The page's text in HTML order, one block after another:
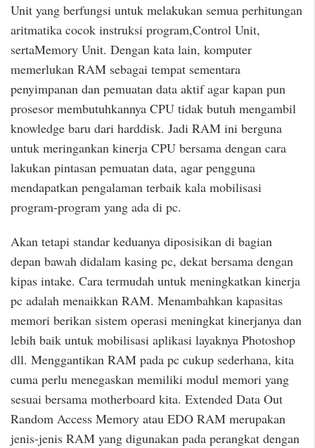
Unit yang berfungsi untuk melakukan semua perhitungan
aritmatika cocok instruksi program,Control Unit,
sertaMemory Unit. Dengan kata lain, komputer
memerlukan RAM sebagai tempat sementara
penyimpanan dan pemuatan data aktif agar kapan pun
prosesor membutuhkannya CPU tidak butuh mengambil
knowledge baru dari harddisk. Jadi RAM ini berguna
untuk meringankan kinerja CPU bersama dengan cara
lakukan pintasan pemuatan data, agar pengguna
mendapatkan pengalaman terbaik kala mobilisasi
program-program yang ada di pc.
Akan tetapi standar keduanya diposisikan di bagian
depan bawah didalam kasing pc, dekat bersama dengan
kipas intake. Cara termudah untuk meningkatkan kinerja
pc adalah menaikkan RAM. Menambahkan kapasitas
memori berikan sistem operasi meningkat kinerjanya dan
lebih baik untuk mobilisasi aplikasi layaknya Photoshop
dll. Menggantikan RAM pada pc cukup sederhana, kita
cuma perlu menegaskan memiliki modul memori yang
sesuai bersama motherboard kita. Extended Data Out
Random Access Memory atau EDO RAM merupakan
jenis-jenis RAM yang digunakan pada perangkat dengan